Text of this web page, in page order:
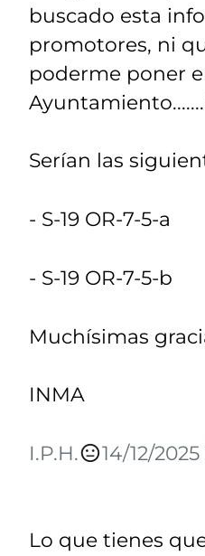
buscado esta
promotores, ni
poderme poner
Serían las
- S-19 OR-7-5-a
- S-19 OR-7-5-b
Muchísimas
INMA
I.P.H. 14/12/2025
Lo que tienes